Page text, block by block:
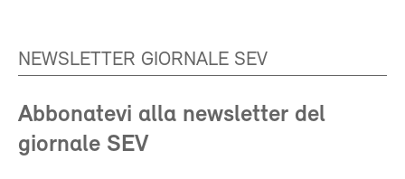
NEWSLETTER GIORNALE SEV
Abbonatevi alla newsletter del
giornale SEV